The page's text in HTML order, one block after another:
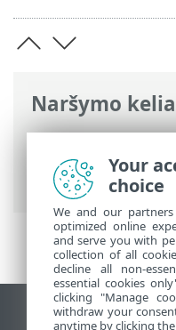
Naršymo
ESET interneto
Antivirus
>
diegimas >
Rodyti
Your
choice
We and our
optimized online
and serve you with
collection of all
decline all non-
essential cookies
clicking "Manage
withdraw your
anytime by clicking